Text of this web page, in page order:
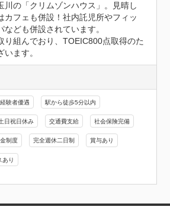
川の「クリムゾンハウス」。見晴し
カフェも併設！社内託児所やフィッ
なども併設されています。
り組んでおり、TOEIC800点取得のた
ます。
経験者優遇 駅から徒歩5分以内
日祝日休み 交通費支給 社会保険完備
制度 完全週休二日制 賞与あり
あり